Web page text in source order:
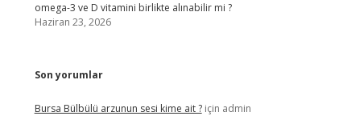
omega-3 ve D vitamini birlikte alınabilir mi ?
Haziran 23, 2026
Son yorumlar
Bursa Bülbülü arzunun sesi kime ait ?için admin